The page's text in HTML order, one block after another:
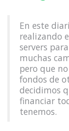
En este
realizando
servers
muchas
pero que
fondos de
decidimos
financiar
tenemos.